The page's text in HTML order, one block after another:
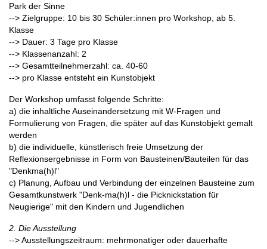
Park der Sinne
--> Zielgruppe: 10 bis 30 Schüler:innen pro Workshop, ab 5.
Klasse
--> Dauer: 3 Tage pro Klasse
--> Klassenanzahl: 2
--> Gesamtteilnehmerzahl: ca. 40-60
--> pro Klasse entsteht ein Kunstobjekt
Der Workshop umfasst folgende Schritte:
a) die inhaltliche Auseinandersetzung mit W-Fragen und
Formulierung von Fragen, die später auf das Kunstobjekt gemalt
werden
b) die individuelle, künstlerisch freie Umsetzung der
Reflexionsergebnisse in Form von Bausteinen/Bauteilen für das
"Denkma(h)l"
c) Planung, Aufbau und Verbindung der einzelnen Bausteine zum
Gesamtkunstwerk "Denk-ma(h)l - die Picknickstation für
Neugierige" mit den Kindern und Jugendlichen
2. Die Ausstellung
--> Ausstellungszeitraum: mehrmonatiger oder dauerhafte